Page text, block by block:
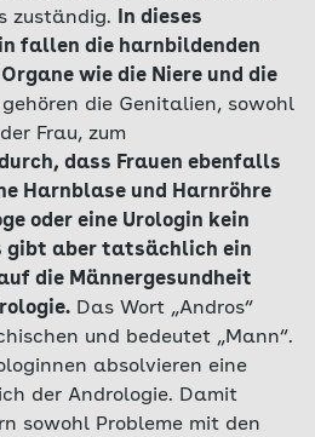
zuständig.
In dieses
fallen die harnbildenden
wie die Niere und die
die Genitalien, sowohl
Frau, zum
dass Frauen ebenfalls
Harnblase und Harnröhre
oder eine Urologin kein
gibt aber tatsächlich ein
die Männergesundheit
Das Wort „Andros“
und bedeutet „Mann“.
absolvieren eine
der Andrologie. Damit
sowohl Probleme mit den